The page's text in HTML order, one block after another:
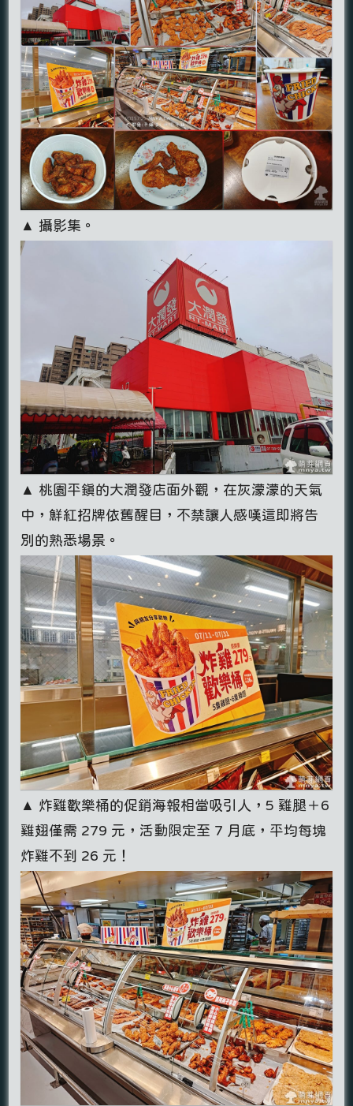
▲ 攝影集。
▲ 桃園平鎮的大潤發店面外觀，在灰濛濛的天氣
中，鮮紅招牌依舊醒目，不禁讓人感嘆這即將告
別的熟悉場景。
▲ 炸雞歡樂桶的促銷海報相當吸引人，5 雞腿＋6
雞翅僅需 279 元，活動限定至 7 月底，平均每塊
炸雞不到 26 元！